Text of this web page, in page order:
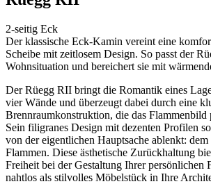
2-seitig Eck
Der klassische Eck-Kamin vereint eine
Scheibe mit zeitlosem Design. So passt der
Wohnsituation und bereichert sie mit
Der Rüegg RII bringt die Romantik eines
vier Wände und überzeugt dabei durch eine
Brennraumkonstruktion, die das Flammenbild
Sein filigranes Design mit dezenten Profilen
von der eigentlichen Hauptsache ablenkt:
Flammen. Diese ästhetische Zurückhaltung
Freiheit bei der Gestaltung Ihrer persönlichen
nahtlos als stilvolles Möbelstück in Ihre